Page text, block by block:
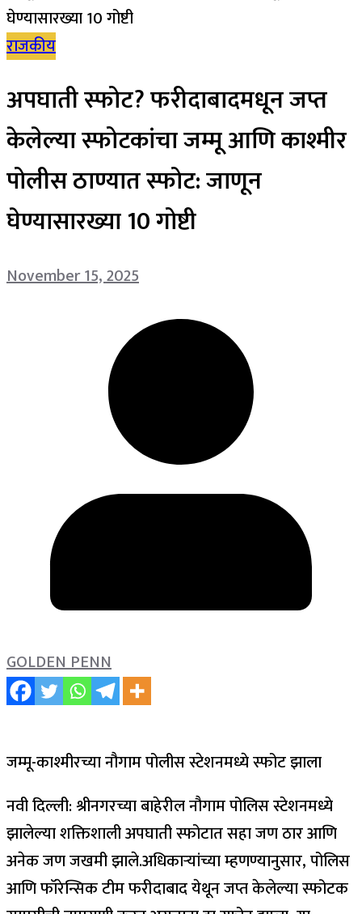
राजकीय
अपघाती स्फोट? फरीदाबादमधून जप्त
केलेल्या स्फोटकांचा जम्मू आणि काश्मीर
पोलीस ठाण्यात स्फोट: जाणून
घेण्यासारख्या 10 गोष्टी
November 15, 2025
GOLDEN PENN
जम्मू-काश्मीरच्या नौगाम पोलीस स्टेशनमध्ये स्फोट झाला
नवी दिल्ली: श्रीनगरच्या बाहेरील नौगाम पोलिस स्टेशनमध्ये
झालेल्या शक्तिशाली अपघाती स्फोटात सहा जण ठार आणि
अनेक जण जखमी झाले.अधिकाऱ्यांच्या म्हणण्यानुसार, पोलिस
आणि फॉरेन्सिक टीम फरीदाबाद येथून जप्त केलेल्या स्फोटक